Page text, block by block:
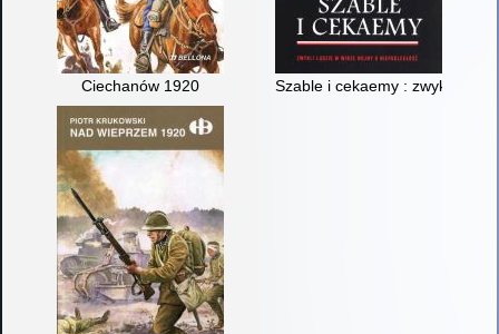
Ciechanów 1920 Szable i cekaemy : zwykli